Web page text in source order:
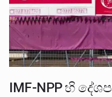
IMF-NPP හි